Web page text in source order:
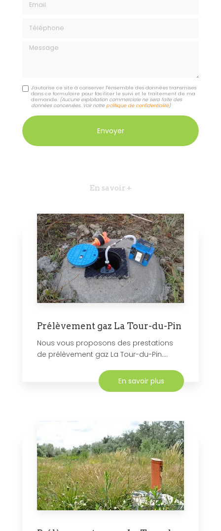
Téléphone
Message
J'autorise ce site à conserver l'ensemble des données transmises
dans ce formulaire pour faciliter le suivi et le traitement de ma
demande. (Aucune exploitation commerciale ne sera faite des
données concervées. Voir notrepolitique de confidentialité)
En savoir +
Prélèvement gaz La Tour-du-Pin
Nous vous proposons des prestations
de prélèvement gaz La Tour-du-Pin....
En savoir plus